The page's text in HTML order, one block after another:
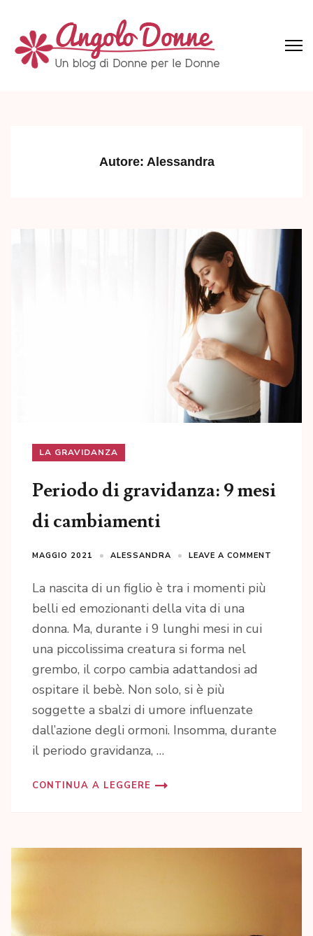
content
(Press
Autore: Alessandra
LA GRAVIDANZA
Periodo di gravidanza: 9 mesi
di cambiamenti
MAGGIO 2021 ALESSANDRA LEAVE A COMMENT
La nascita di un figlio è tra i momenti più
belli ed emozionanti della vita di una
donna. Ma, durante i 9 lunghi mesi in cui
una piccolissima creatura si forma nel
grembo, il corpo cambia adattandosi ad
ospitare il bebè. Non solo, si è più
soggette a sbalzi di umore influenzate
dall’azione degli ormoni. Insomma, durante
il periodo gravidanza, …
CONTINUA A LEGGERE